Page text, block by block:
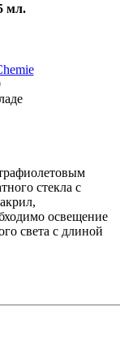
мл.
стекла с
освещение
света с длиной